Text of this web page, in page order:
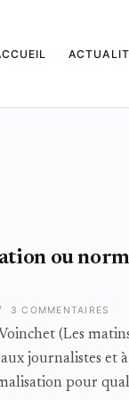
ou
(Les
journalistes et à
pour
3 COMMENTAIRES